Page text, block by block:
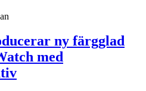
ny färgglad
med